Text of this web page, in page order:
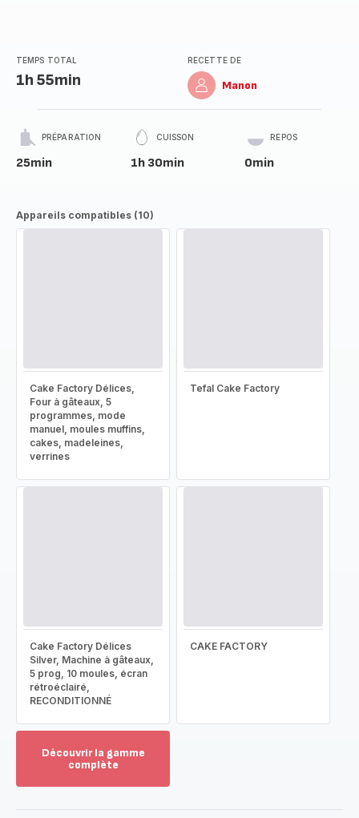
TEMPS TOTAL
1h 55min
RECETTE DE
Manon
PRÉPARATION
25min
CUISSON
1h 30min
REPOS
0min
Appareils compatibles (10)
Cake Factory Délices,
Four à gâteaux, 5
programmes, mode
manuel, moules muffins,
cakes, madeleines,
verrines
Tefal Cake Factory
Cake Factory Délices
Silver, Machine à gâteaux,
5 prog, 10 moules, écran
rétroéclairé,
RECONDITIONNÉ
CAKE FACTORY
Découvrir la gamme
complète